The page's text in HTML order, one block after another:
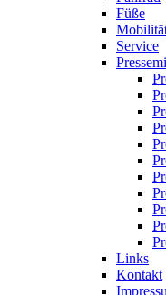
Füße
Service
Links
Kontakt